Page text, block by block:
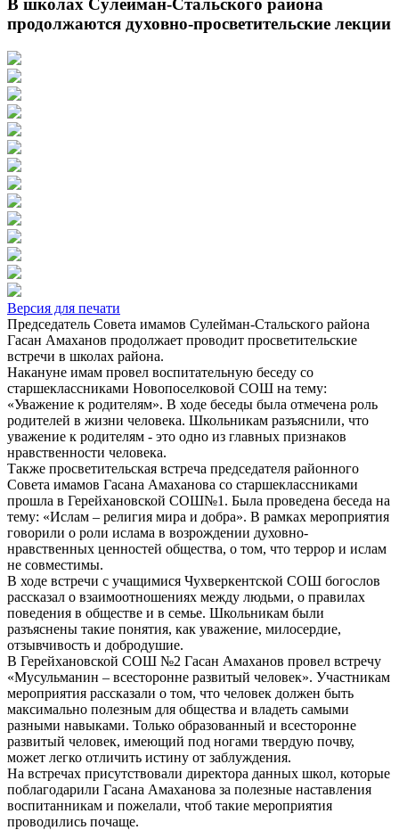
В школах Сулейман-Стальского района
продолжаются духовно-просветительские лекции
Версия для печати
Председатель Совета имамов Сулейман-Стальского района
Гасан Амаханов продолжает проводит просветительские
встречи в школах района.
Накануне имам провел воспитательную беседу со
старшеклассниками Новопоселковой СОШ на тему:
«Уважение к родителям». В ходе беседы была отмечена роль
родителей в жизни человека. Школьникам разъяснили, что
уважение к родителям - это одно из главных признаков
нравственности человека.
Также просветительская встреча председателя районного
Совета имамов Гасана Амаханова со старшеклассниками
прошла в Герейхановской СОШ№1. Была проведена беседа на
тему: «Ислам – религия мира и добра». В рамках мероприятия
говорили о роли ислама в возрождении духовно-
нравственных ценностей общества, о том, что террор и ислам
не совместимы.
В ходе встречи с учащимися Чухверкентской СОШ богослов
рассказал о взаимоотношениях между людьми, о правилах
поведения в обществе и в семье. Школьникам были
разъяснены такие понятия, как уважение, милосердие,
отзывчивость и добродушие.
В Герейхановской СОШ №2 Гасан Амаханов провел встречу
«Мусульманин – всесторонне развитый человек». Участникам
мероприятия рассказали о том, что человек должен быть
максимально полезным для общества и владеть самыми
разными навыками. Только образованный и всесторонне
развитый человек, имеющий под ногами твердую почву,
может легко отличить истину от заблуждения.
На встречах присутствовали директора данных школ, которые
поблагодарили Гасана Амаханова за полезные наставления
воспитанникам и пожелали, чтоб такие мероприятия
проводились почаще.